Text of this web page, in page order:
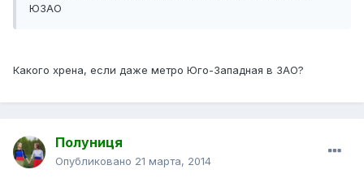
ЮЗАО
Какого хрена, если даже метро Юго-Западная в ЗАО?
Полуниця
Опубликовано 21 марта, 2014